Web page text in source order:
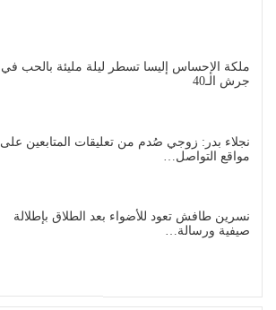
ملكة الإحساس إليسا تسطر ليلة مليئة بالحب في
جرش الـ40
نجلاء بدر: زوجي صُدم من تعليقات المتابعين على
مواقع التواصل…
نسرين طافش تعود للأضواء بعد الطلاق بإطلالة
صيفية ورسالة…